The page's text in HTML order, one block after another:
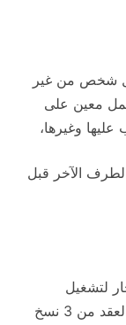
شخص من غير
معين على
وغيرها،
الآخر قبل
لتشغيل
السفينة والعمل على متنها، على أن يكون العقد من 3 نسخ